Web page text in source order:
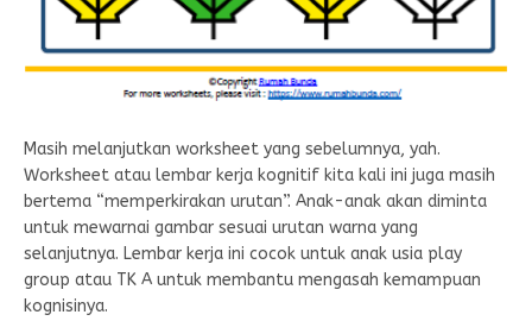
Masih melanjutkan worksheet yang sebelumnya, yah.
Worksheet atau lembar kerja kognitif kita kali ini juga masih
bertema “memperkirakan urutan”. Anak-anak akan diminta
untuk mewarnai gambar sesuai urutan warna yang
selanjutnya. Lembar kerja ini cocok untuk anak usia play
group atau TK A untuk membantu mengasah kemampuan
kognisinya.